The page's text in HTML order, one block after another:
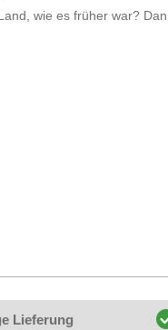
wie es früher war?
Lieferung